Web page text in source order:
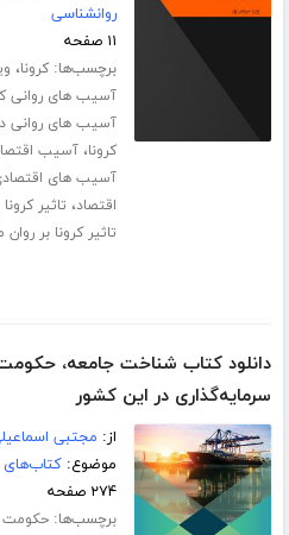
روانشناسی
۱۱ صفحه
برچسب‌ها:کرونا،
آسیب های روانی
آسیب های روانی
کرونا،آسیب
آسیب های
اقتصاد، تاثیر
تاثیر کرونا بر روان
دانلود کتاب شناخت جامعه،
سرمایه‌گذاری در این کشور
از: مجتبی
موضوع:کتاب‌های
۲۷۴ صفحه
برچسب‌ها:حکومت